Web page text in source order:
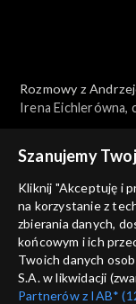
Rozmowy z
Doboszem
Irena Eichlerówna,
Rozmowy z
Doboszem
Kazimiera
cz. 1
Szanujemy
Kliknij "Akceptuję i
na korzystanie z
zbierania danych,
końcowym i ich
Twoich danych
S.A. w likwidacji
Partnerów z IAB*